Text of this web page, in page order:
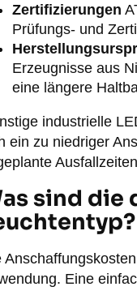
Zertifizierungen
Prüfungs- und
Erzeugnisse aus
eine längere
industrielle
ein zu niedriger
sind
Eine